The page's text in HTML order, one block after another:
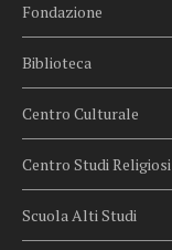
Fondazione
Biblioteca
Centro Culturale
Centro Studi Religiosi
Scuola Alti Studi